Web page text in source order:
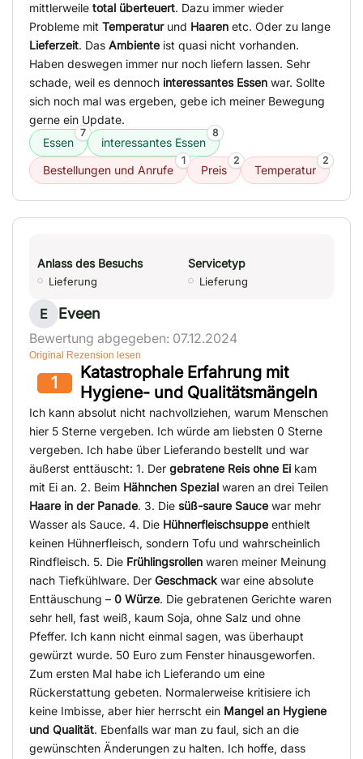
mittlerweile total überteuert. Dazu immer wieder
Probleme mit Temperaturund Haaren etc. Oder zu lange
Lieferzeit. Das Ambiente ist quasi nicht vorhanden.
Haben deswegen immer nur noch liefern lassen. Sehr
schade, weil es dennoch interessantes Essen war. Sollte
sich noch mal was ergeben, gebe ich meiner Bewegung
gerne ein Update.
Essen
7
interessantes Essen
8
Bestellungen und Anrufe
1
Preis
2
Temperatur
2
Anlass des Besuchs
Lieferung
Servicetyp
Lieferung
E Eveen
Bewertung abgegeben: 07.12.2024
Original Rezension lesen
1
Katastrophale Erfahrung mit
Hygiene- und Qualitätsmängeln
Ich kann absolut nicht nachvollziehen, warum Menschen
hier 5 Sterne vergeben. Ich würde am liebsten 0 Sterne
vergeben. Ich habe über Lieferando bestellt und war
äußerst enttäuscht: 1. Der gebratene Reis ohne Ei kam
mit Ei an. 2. Beim Hähnchen Spezial waren an drei Teilen
Haare in der Panade. 3. Die süß-saure Sauce war mehr
Wasser als Sauce. 4. Die Hühnerfleischsuppe enthielt
keinen Hühnerfleisch, sondern Tofu und wahrscheinlich
Rindfleisch. 5. Die Frühlingsrollen waren meiner Meinung
nach Tiefkühlware. Der Geschmack war eine absolute
Enttäuschung – 0 Würze. Die gebratenen Gerichte waren
sehr hell, fast weiß, kaum Soja, ohne Salz und ohne
Pfeffer. Ich kann nicht einmal sagen, was überhaupt
gewürzt wurde. 50 Euro zum Fenster hinausgeworfen.
Zum ersten Mal habe ich Lieferando um eine
Rückerstattung gebeten. Normalerweise kritisiere ich
keine Imbisse, aber hier herrscht ein Mangel an Hygiene
und Qualität. Ebenfalls war man zu faul, sich an die
gewünschten Änderungen zu halten. Ich hoffe, dass